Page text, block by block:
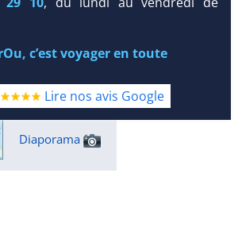
:
Diaporama
c’est voyager en toute
Lire nos avis Google